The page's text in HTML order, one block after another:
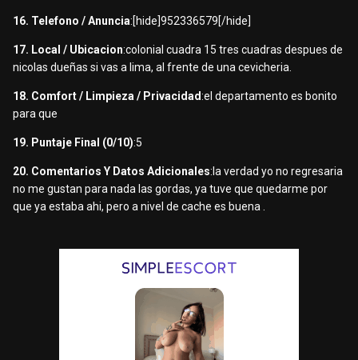
16. Telefono / Anuncia:[hide]952336579[/hide]
17. Local / Ubicacion:colonial cuadra 15 tres cuadras despues de
nicolas dueñas si vas a lima, al frente de una cevicheria.
18. Comfort / Limpieza / Privacidad:el departamento es bonito
para que
19. Puntaje Final (0/10):5
20. Comentarios Y Datos Adicionales:la verdad yo no regresaria
no me gustan para nada las gordas, ya tuve que quedarme por
que ya estaba ahi, pero a nivel de cache es buena .